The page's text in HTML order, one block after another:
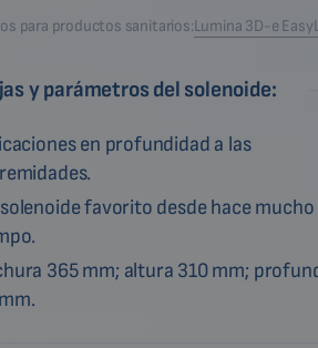
para productos sanitarios:Lumina 3D-e Easy
y parámetros del solenoide:
en profundidad a las
favorito desde hace mucho
365 mm; altura 310 mm;